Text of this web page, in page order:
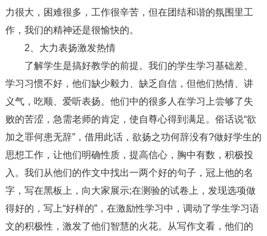
力很大，困难很多，工作很辛苦，但在团结和谐的氛围里工
作，我们的精神还是很愉快的。
2、大力表扬激发热情
了解学生是搞好教学的前提。我们的学生学习基础差、
学习习惯不好，他们缺少毅力、缺乏自信，但他们热情、讲
义气，吃顺、爱听表扬。他们中的很多人在学习上尝够了失
败的苦涩，急需老师的肯定，使自尊心得到满足。俗话说“欲
加之罪何患无辞”，借用此话，欲扬之功何辞没有?做好学生的
思想工作，让他们明确性质，提高信心，胸中有数，积极投
入。我们从他们的作文中找出一两个好的句子，冠上他的名
字，写在黑板上，向大家展示;在测验的试卷上，发现选项做
得好的，写上“好样的”，在激励性学习中，调动了学生学习语
文的积极性，激发了他们智慧的火花。从写作文看，他们的